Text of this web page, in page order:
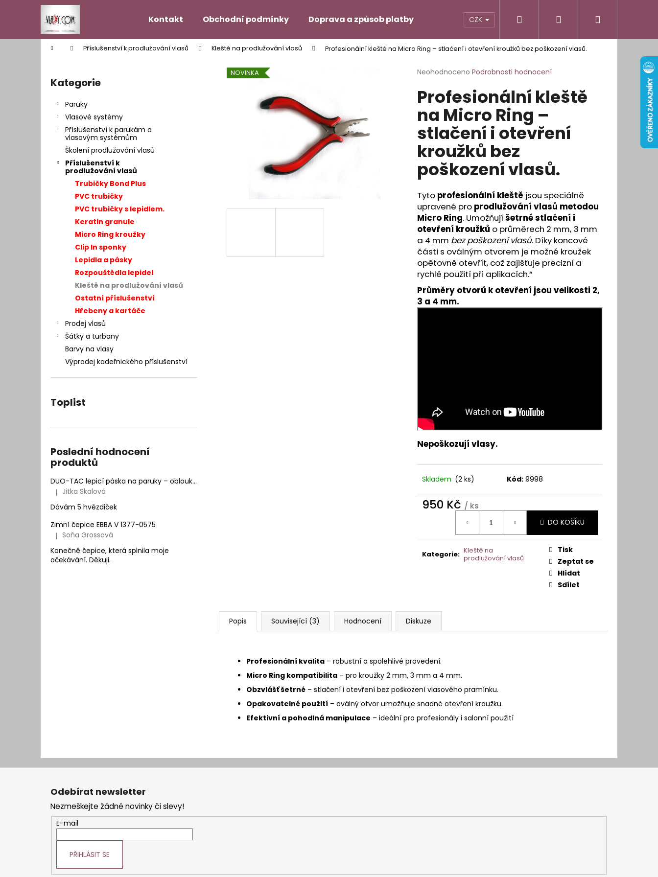
Kontakt Obchodní podmínky Doprava a způsob platby Hodnocení obchodu Informace pro vás
CZK Přihlášení
Domů Příslušenství k prodlužování vlasů Kleště na prodlužování vlasů Profesionální kleště na Micro Ring – stlačení i otevření kroužků bez poškození vlasů.
Přeskočit
kategorie
Kategorie
Paruky
Vlasové systémy
Příslušenství k parukám a
vlasovým systémům
Školení prodlužování vlasů
Příslušenství k
prodlužování vlasů
Trubičky Bond Plus
PVC trubičky
PVC trubičky s lepidlem.
Keratin granule
Micro Ring kroužky
Clip In sponky
Lepidla a pásky
Rozpouštědla lepidel
Kleště na prodlužování vlasů
Ostatní příslušenství
Hřebeny a kartáče
Prodej vlasů
Šátky a turbany
Barvy na vlasy
Výprodej kadeřnického příslušenství
Toplist
Poslední hodnocení
produktů
DUO-TAC lepicí páska na paruky – oblouk | Natur Hair
Hodnocení produktu je 5 z 5 hvězdiček.
| Jitka Skalová
Dávám 5 hvězdiček
Zimní čepice EBBA V 1377-0575
Hodnocení produktu je 5 z 5 hvězdiček.
| Soňa Grossová
Konečně čepice, která splnila moje
očekávání. Děkuji.
Průměrné
produktu
je
5
hvězdiček.
Neohodnoceno Podrobnosti hodnocení
Profesionální kleště
na Micro Ring –
stlačení i otevření
kroužků bez
poškození vlasů.
Tyto profesionální kleště jsou speciálně
upravené pro prodlužování vlasů metodou
Micro Ring. Umožňujíšetrné stlačení i
otevření kroužků o průměrech 2 mm, 3 mm
a 4 mm bez poškození vlasů. Díky koncové
části s oválným otvorem je možné kroužek
opětovně otevřít, což zajišťuje precizní a
rychlé použití při aplikacích.“
Průměry otvorů k otevření jsou velikosti 2,
3 a 4 mm.
Nepoškozují vlasy.
Skladem (2 ks) Kód: 9998
950 Kč / ks
DO KOŠÍKU
Kategorie: Kleště na
prodlužování vlasů
Tisk
Zeptat se
Hlídat
Sdílet
NOVINKA
Popis Související (3) Hodnocení Diskuze
Profesionální kvalita – robustní a spolehlivé provedení.
Micro Ring kompatibilita – pro kroužky 2 mm, 3 mm a 4 mm.
Obzvlášť šetrné – stlačení i otevření bez poškození vlasového pramínku.
Opakovatelné použití – oválný otvor umožňuje snadné otevření kroužku.
Efektivní a pohodlná manipulace – ideální pro profesionály i salonní použití
í
Zpět
do
Zpět
do
Co potřebujete najít?
Doporučujeme
VLASOVÝ SYSTÉM MODEL HOLLYWOOD
– INTEGRACE VLASŮ 25 × 20 CM
7 400 Kč
Původně: 9 990 Kč
SUPER TAPE – 12 ŠTÍTKŮ NA DUO TAC – MÍRNÉ OBLOUKOVÉ LEPÍCÍ
PÁSKY NA PARUKY A VLASOVÉ SYSTÉMY
Z
Odebírat newsletter
Nezmeškejte žádné novinky či slevy!
E-mail
PŘIHLÁSIT SE